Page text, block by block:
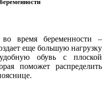
время беременности –
еще большую нагрузку
обувь с плоской
поможет распределить